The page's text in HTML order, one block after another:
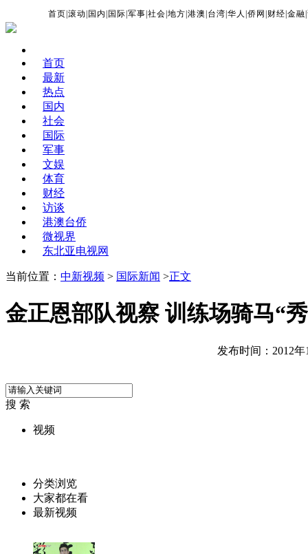
首页 |滚动 国内 国际 |军事 |社会 |地方 |港澳 台湾 |华人 |侨网 财经 |金融 |
首页
最新
热点
国内
社会
国际
军事
文娱
体育
财经
访谈
港澳台侨
微视界
东北亚电视网
当前位置： 中新视频 > 国际新闻 >正文
金正恩部队视察 训练场骑马“
发布时间：2012年
搜 索
视频
分类浏览
大家都在看
最新视频